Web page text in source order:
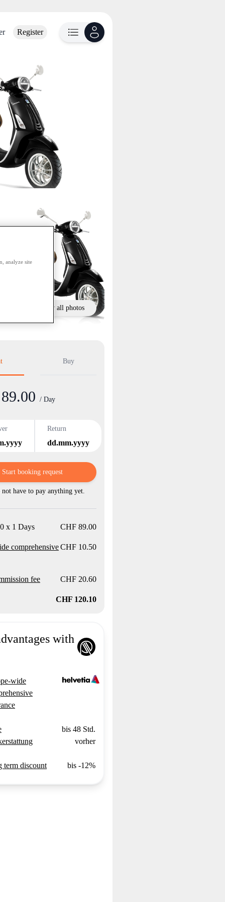
Register
Show all photos
Buy
/ Day
Return
dd.mm.yyyy
Start booking request
not have to pay anything yet.
x 1 Days CHF 89.00
comprehensiveCHF 10.50
fee CHF 20.60
CHF 120.10
with
wide
bis 48 Std.
vorher
term discount bis -12%
analyze site